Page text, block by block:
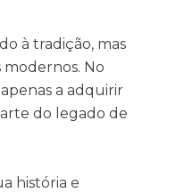
à tradição, mas
No
a adquirir
do legado de
história e